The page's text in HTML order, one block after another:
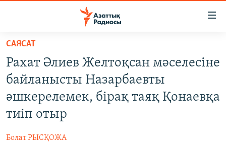
Skip
main
content
to
main
Skip
САЯСАТ
ҚАҢТАР ОҚИҒАСЫ
САЯСАТ
Рахат Әлиев Желтоқсан мәселесіне
байланысты Назарбаевты
әшкерелемек, бірақ таяқ Қонаевқа
тиіп отыр
Болат РЫСҚОЖА